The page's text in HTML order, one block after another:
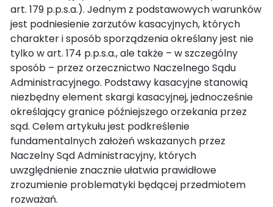
art. 179 p.p.s.a.). Jednym z podstawowych warunków
jest podniesienie zarzutów kasacyjnych, których
charakter i sposób sporządzenia określany jest nie
tylko w art. 174 p.p.s.a., ale także – w szczególny
sposób – przez orzecznictwo Naczelnego Sądu
Administracyjnego. Podstawy kasacyjne stanowią
niezbędny element skargi kasacyjnej, jednocześnie
określający granice późniejszego orzekania przez
sąd. Celem artykułu jest podkreślenie
fundamentalnych założeń wskazanych przez
Naczelny Sąd Administracyjny, których
uwzględnienie znacznie ułatwia prawidłowe
zrozumienie problematyki będącej przedmiotem
rozważań.